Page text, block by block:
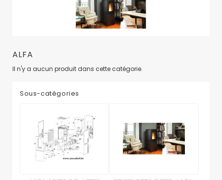
ALFA
Il n'y a aucun produit dans cette catégorie.
Sous-catégories